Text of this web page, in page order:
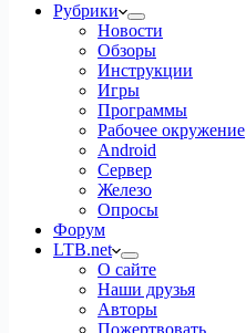
Рубрики
Новости
Обзоры
Инструкции
Игры
Программы
Рабочее окружение
Android
Сервер
Железо
Опросы
Форум
LTB.net
О сайте
Наши друзья
Авторы
Пожертвовать